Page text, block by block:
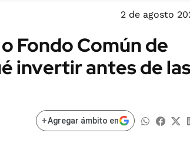
Sustentabilidad
Seguros
MÉXICO
MUNDO
2 de agosto
Fondo Común de
invertir antes de
+Agregar ámbito en